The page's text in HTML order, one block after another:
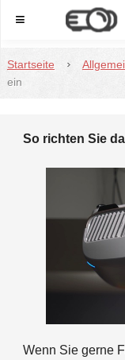
Startseite
ein
So richten Sie
Wenn Sie gerne